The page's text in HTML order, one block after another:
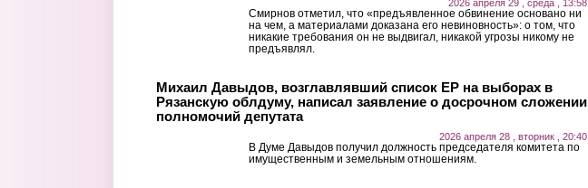
2026 апреля 29 , среда , 13:58
Смирнов отметил, что «предъявленное обвинение основано ни
на чем, а материалами доказана его невиновность»: о том, что
никакие требования он не выдвигал, никакой угрозы никому не
предъявлял.
Михаил Давыдов, возглавлявший список ЕР на выборах в
Рязанскую облдуму, написал заявление о досрочном сложении
полномочий депутата
2026 апреля 28 , вторник , 20:40
В Думе Давыдов получил должность председателя комитета по
имущественным и земельным отношениям.